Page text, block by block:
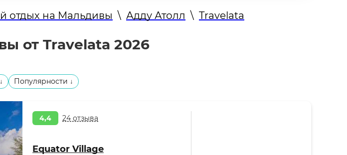
отдых на Мальдивы \ Адду Атолл \ Travelata
от Travelata 2026
↓ Популярности ↓
4,4 24 отзыва
Equator Village